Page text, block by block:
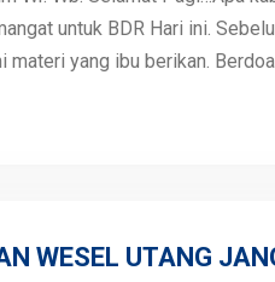
untuk BDR Hari ini.
materi yang ibu berikan.
WESEL UTANG